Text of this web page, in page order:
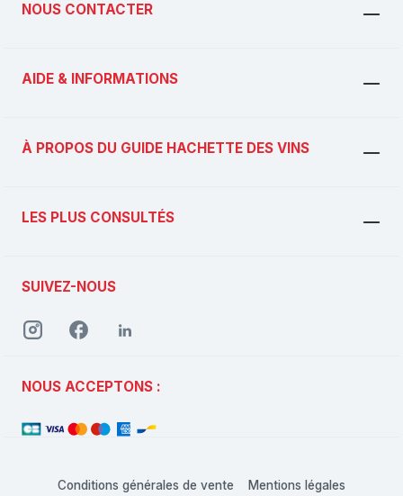
NOUS CONTACTER
AIDE & INFORMATIONS
À PROPOS DU GUIDE HACHETTE DES VINS
LES PLUS CONSULTÉS
SUIVEZ-NOUS
NOUS ACCEPTONS :
Conditions générales de vente Mentions légales